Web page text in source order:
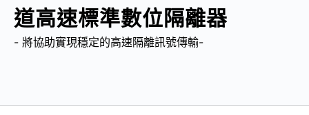
道高速標準數位隔離器
- 將協助實現穩定的高速隔離訊號傳輸-